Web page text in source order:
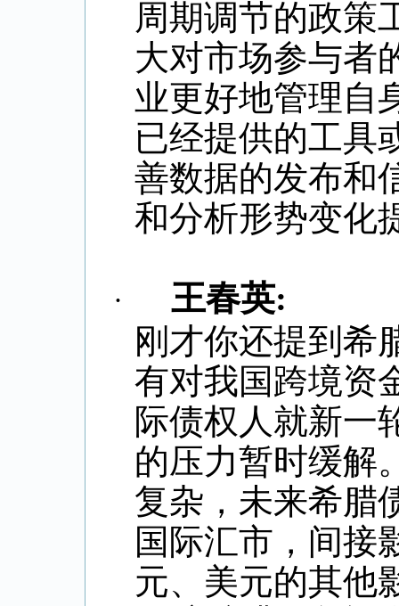
周期调节的政策
大对市场参与者
业更好地管理自
已经提供的工具
善数据的发布和
和分析形势变化
· 王春英:
刚才你还提到希
有对我国跨境资
际债权人就新一
的压力暂时缓解
复杂，未来希腊
国际汇市，间接
元、美元的其他